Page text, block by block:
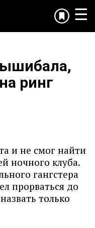
☰
ринг
и не смог найти
ночного клуба.
гангстера
прорваться до
только